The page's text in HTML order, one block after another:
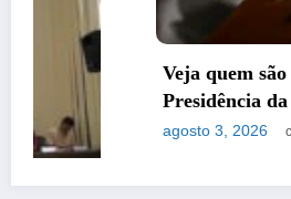
Veja quem são os
Presidência da República
agosto 3, 2026